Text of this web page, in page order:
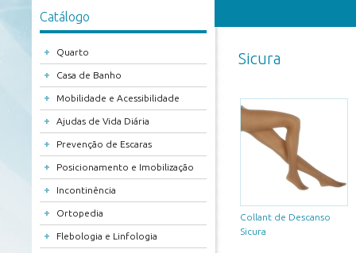
Catálogo
+ Quarto
+ Casa de Banho
+ Mobilidade e Acessibilidade
+ Ajudas de Vida Diária
+ Prevenção de Escaras
+ Posicionamento e Imobilização
+ Incontinência
+ Ortopedia
+ Flebologia e Linfologia
Sicura
Collant de Descanso
Sicura